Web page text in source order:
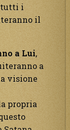
tutti i
il
a Lui,
a
visione
propria